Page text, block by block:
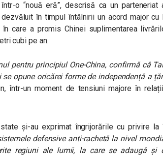
o “nouă eră”, descrisă ca un parteneriat
în timpul întâlnirii un acord major cu
care a promis Chinei suplimentarea
cubi pe an.
pentru principiul One-China, confirmă că
opune oricărei forme de independență a
într-un moment de tensiuni majore în
și-au exprimat îngrijorările cu privire la
defensive anti-rachetă la nivel
regiuni ale lumii, la care se adaugă și